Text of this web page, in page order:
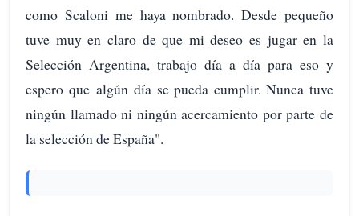
como Scaloni me haya nombrado. Desde pequeño
tuve muy en claro de que mi deseo es jugar en la
Selección Argentina, trabajo día a día para eso y
espero que algún día se pueda cumplir. Nunca tuve
ningún llamado ni ningún acercamiento por parte de
la selección de España".